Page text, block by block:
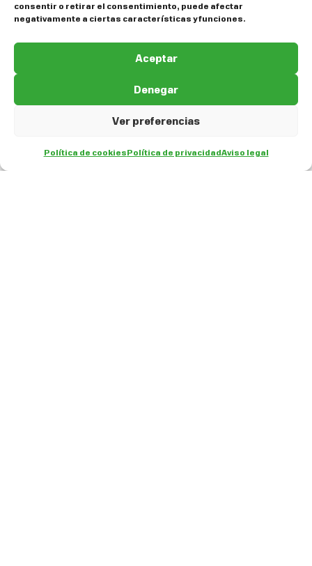
consentir o retirar el consentimiento, puede afectar
negativamente a ciertas características y funciones.
Aceptar
Denegar
Ver preferencias
Política de cookiesPolítica de privacidadAviso legal
ES